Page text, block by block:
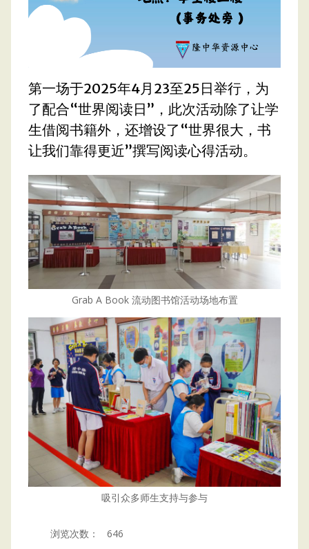
第一场于2025年4月23至25日举行，为
了配合“世界阅读日”，此次活动除了让学
生借阅书籍外，还增设了“世界很大，书
让我们靠得更近”撰写阅读心得活动。
Grab A Book 流动图书馆活动场地布置
吸引众多师生支持与参与
浏览次数： 646